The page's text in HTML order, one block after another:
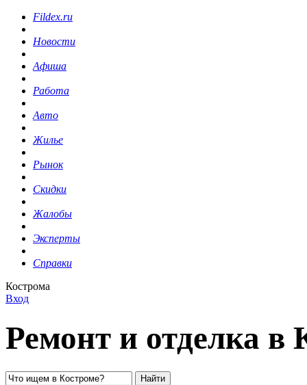
Fildex.ru
Новости
Афиша
Работа
Авто
Жилье
Рынок
Скидки
Жалобы
Эксперты
Справки
Кострома
Вход
Ремонт и отделка в